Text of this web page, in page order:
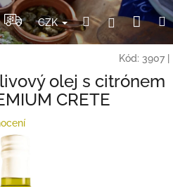
CZK HledatPřihlášení
Kód: 3907
olej s citrónem
CRETE